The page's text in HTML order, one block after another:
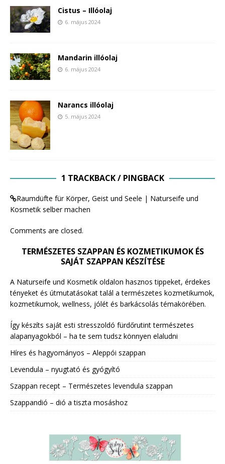
Cistus – Illóolaj
6. május 2024
Mandarin illóolaj
6. május 2024
Narancs illóolaj
5. május 2024
1 TRACKBACK / PINGBACK
Raumdüfte für Körper, Geist und Seele | Naturseife und
Kosmetik selber machen
Comments are closed.
TERMÉSZETES SZAPPAN ÉS KOZMETIKUMOK ÉS
SAJÁT SZAPPAN KÉSZÍTÉSE
A Naturseife und Kosmetik oldalon hasznos tippeket, érdekes
tényeket és útmutatásokat talál a természetes kozmetikumok,
kozmetikumok, wellness, jólét és barkácsolás témakörében.
Így készíts saját esti stresszoldó fürdőrutint természetes
alapanyagokból – ha te sem tudsz könnyen elaludni
Híres és hagyományos – Aleppói szappan
Levendula – nyugtató és gyógyító
Szappan recept – Természetes levendula szappan
Szappandió – dió a tiszta mosáshoz